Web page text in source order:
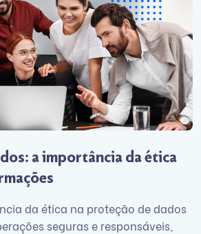
a importância da ética
da ética na proteção de dados
seguras e responsáveis,